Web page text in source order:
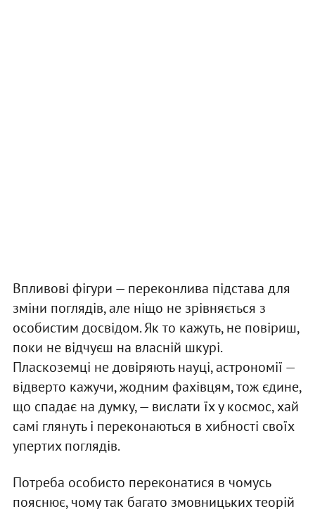
Впливові фігури — переконлива підстава для
зміни поглядів, але ніщо не зрівняється з
особистим досвідом. Як то кажуть, не повіриш,
поки не відчуєш на власній шкурі.
Пласкоземці не довіряють науці, астрономії —
відверто кажучи, жодним фахівцям, тож єдине,
що спадає на думку, — вислати їх у космос, хай
самі глянуть і переконаються в хибності своїх
упертих поглядів.
Потреба особисто переконатися в чомусь
пояснює, чому так багато змовницьких теорій